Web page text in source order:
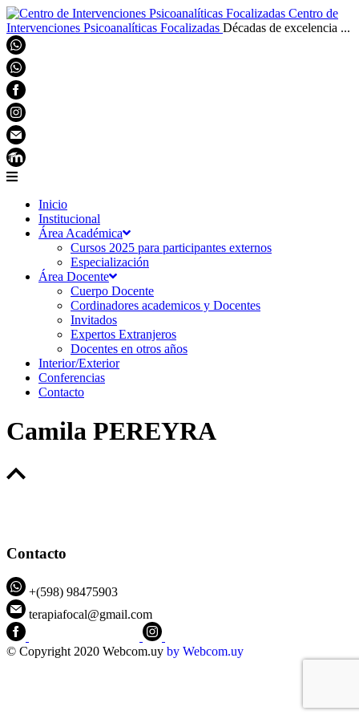
Centro de
Intervenciones Psicoanalíticas Focalizadas Décadas de excelencia ...
Inicio
Institucional
Área Académica
Cursos 2025 para participantes externos
Especialización
Área Docente
Cuerpo Docente
Cordinadores academicos y Docentes
Invitados
Expertos Extranjeros
Docentes en otros años
Interior/Exterior
Conferencias
Contacto
Camila PEREYRA
Contacto
+(598) 98475903
terapiafocal@gmail.com
© Copyright 2020 Webcom.uy by Webcom.uy